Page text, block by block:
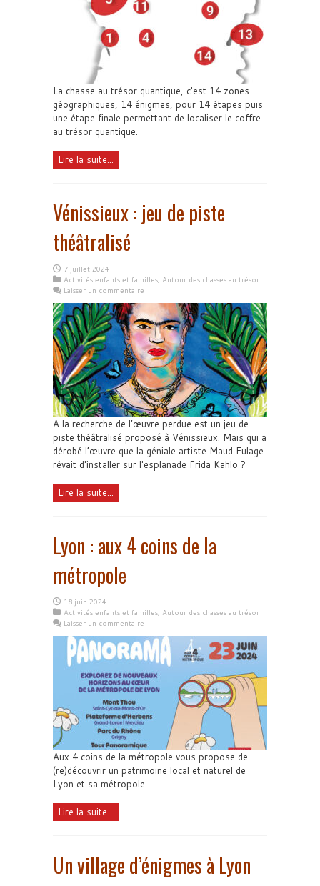
La chasse au trésor quantique, c'est 14 zones
géographiques, 14 énigmes, pour 14 étapes puis
une étape finale permettant de localiser le coffre
au trésor quantique.
Lire la suite...
Vénissieux : jeu de piste
théâtralisé
7 juillet 2024
Activités enfants et familles, Autour des chasses au trésor
Laisser un commentaire
A la recherche de l’œuvre perdue est un jeu de
piste théâtralisé proposé à Vénissieux. Mais qui a
dérobé l’œuvre que la géniale artiste Maud Eulage
rêvait d'installer sur l'esplanade Frida Kahlo ?
Lire la suite...
Lyon : aux 4 coins de la
métropole
18 juin 2024
Activités enfants et familles, Autour des chasses au trésor
Laisser un commentaire
Aux 4 coins de la métropole vous propose de
(re)découvrir un patrimoine local et naturel de
Lyon et sa métropole.
Lire la suite...
Un village d’énigmes à Lyon